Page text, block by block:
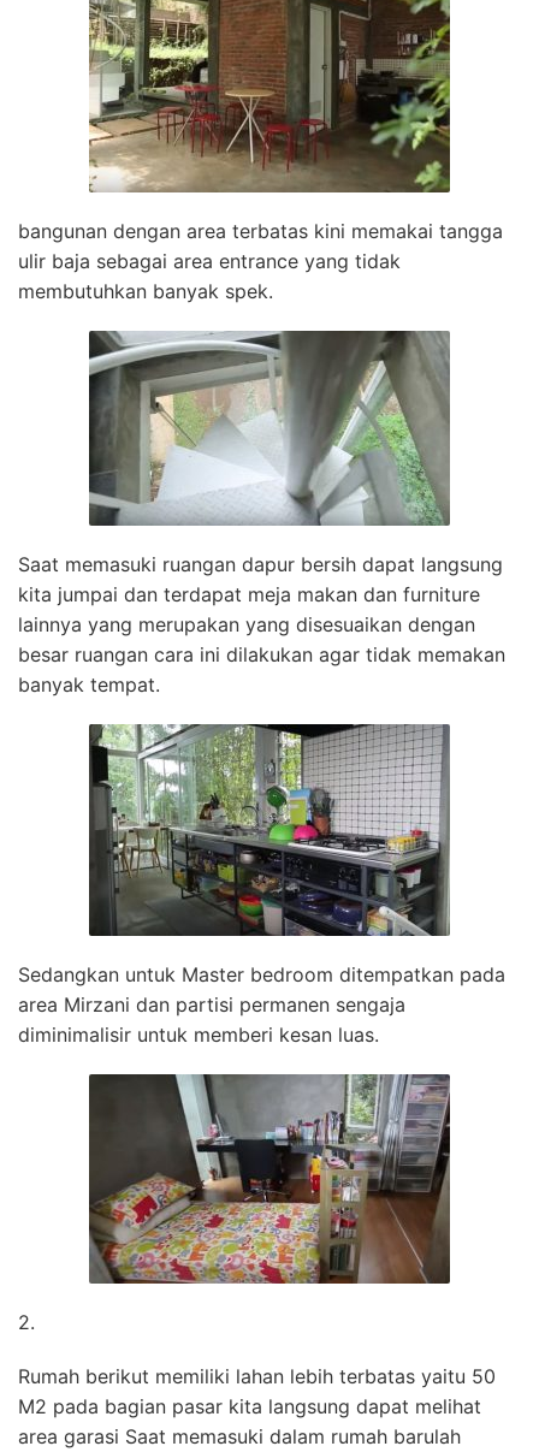
bangunan dengan area terbatas kini memakai tangga
ulir baja sebagai area entrance yang tidak
membutuhkan banyak spek.
Saat memasuki ruangan dapur bersih dapat langsung
kita jumpai dan terdapat meja makan dan furniture
lainnya yang merupakan yang disesuaikan dengan
besar ruangan cara ini dilakukan agar tidak memakan
banyak tempat.
Sedangkan untuk Master bedroom ditempatkan pada
area Mirzani dan partisi permanen sengaja
diminimalisir untuk memberi kesan luas.
2.
Rumah berikut memiliki lahan lebih terbatas yaitu 50
M2 pada bagian pasar kita langsung dapat melihat
area garasi Saat memasuki dalam rumah barulah